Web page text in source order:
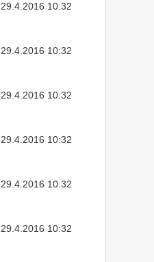
29.4.2016 10:32
29.4.2016 10:32
29.4.2016 10:32
29.4.2016 10:32
29.4.2016 10:32
29.4.2016 10:32